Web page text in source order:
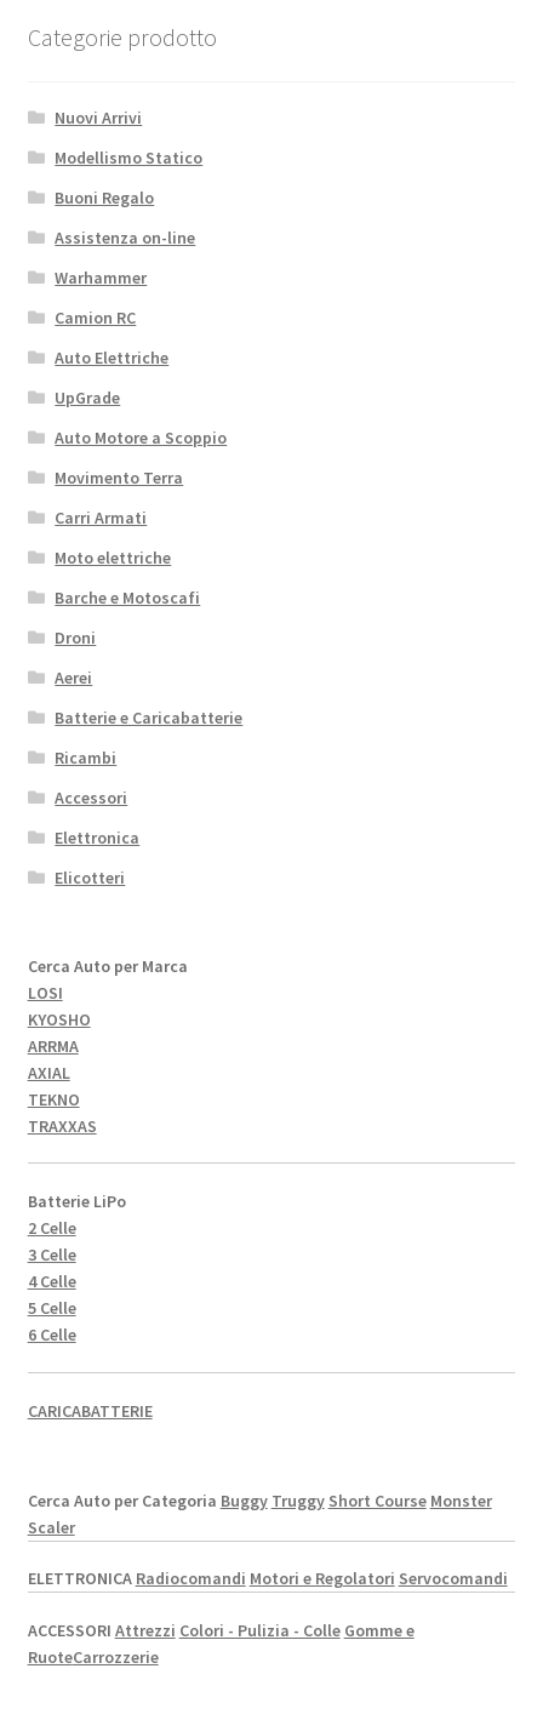
Categorie prodotto
Nuovi Arrivi
Modellismo Statico
Buoni Regalo
Assistenza on-line
Warhammer
Camion RC
Auto Elettriche
UpGrade
Auto Motore a Scoppio
Movimento Terra
Carri Armati
Moto elettriche
Barche e Motoscafi
Droni
Aerei
Batterie e Caricabatterie
Ricambi
Accessori
Elettronica
Elicotteri
Cerca Auto per Marca
LOSI
KYOSHO
ARRMA
AXIAL
TEKNO
TRAXXAS
Batterie LiPo
2 Celle
3 Celle
4 Celle
5 Celle
6 Celle
CARICABATTERIE
Cerca Auto per Categoria Buggy Truggy Short Course Monster
Scaler
ELETTRONICA Radiocomandi Motori e Regolatori Servocomandi
ACCESSORI Attrezzi Colori - Pulizia - Colle Gomme e
RuoteCarrozzerie